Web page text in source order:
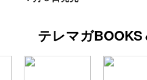
テレマガ